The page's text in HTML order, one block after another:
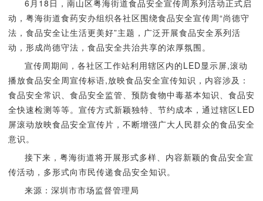
6月18日，南山区粤海街道食品安全宣传周系列活动正式启
动，粤海街道食药安办组织各社区围绕食品安全宣传周“尚德守
法，食品安全让生活更美好”主题，广泛开展食品安全系列活
动，形成尚德守法，食品安全共治共享的浓厚氛围。
宣传周期间，各社区工作站利用辖区内的LED显示屏,滚动
播放食品安全周宣传标语,放映食品安全宣传知识，内容涉及：
食品安全常识、食品安全监管、预防食物中毒基本知识、食品安
全快速检测等等。宣传方式新颖独特、节约成本，通过辖区LED
屏滚动放映食品安全宣传片，不断增强广大人民群众的食品安全
意识。
接下来，粤海街道将开展形式多样、内容新颖的食品安全宣
传活动，多形式向市民传递食品安全知识。
来源：深圳市市场监督管理局